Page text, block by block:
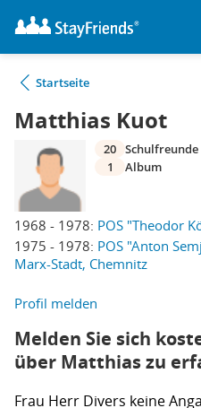
Startseite
Matthias Kuot
1968 - 1978: POS "Theodor
1975 - 1978: POS "Anton
Marx-Stadt, Chemnitz
20 Schulfreunde
1
Album
Profil melden
Melden Sie sich
über Matthias zu
Frau Herr Divers keine